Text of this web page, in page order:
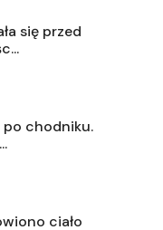
się przed
po chodniku.
ciało